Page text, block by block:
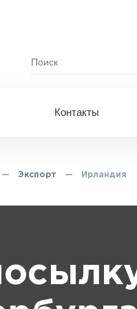
Контакты
— Экспорт — Ирландия